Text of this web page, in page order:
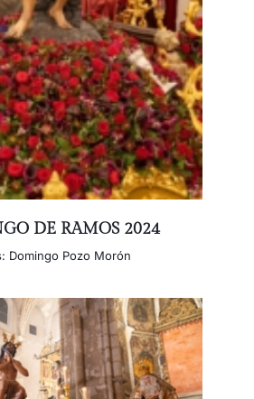
DE RAMOS 2024
Domingo Pozo Morón